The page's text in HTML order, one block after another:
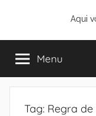
o
conteúdo
Aqui
Menu
Tag: Regra de